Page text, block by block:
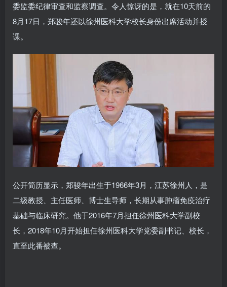
委监委纪律审查和监察调查。令人惊讶的是，就在10天前的
8月17日，郑骏年还以徐州医科大学校长身份出席活动并授
课。
公开简历显示，郑骏年出生于1966年3月，江苏徐州人，是
二级教授、主任医师、博士生导师，长期从事肿瘤免疫治疗
基础与临床研究。他于2016年7月担任徐州医科大学副校
长，2018年10月开始担任徐州医科大学党委副书记、校长，
直至此番被查。